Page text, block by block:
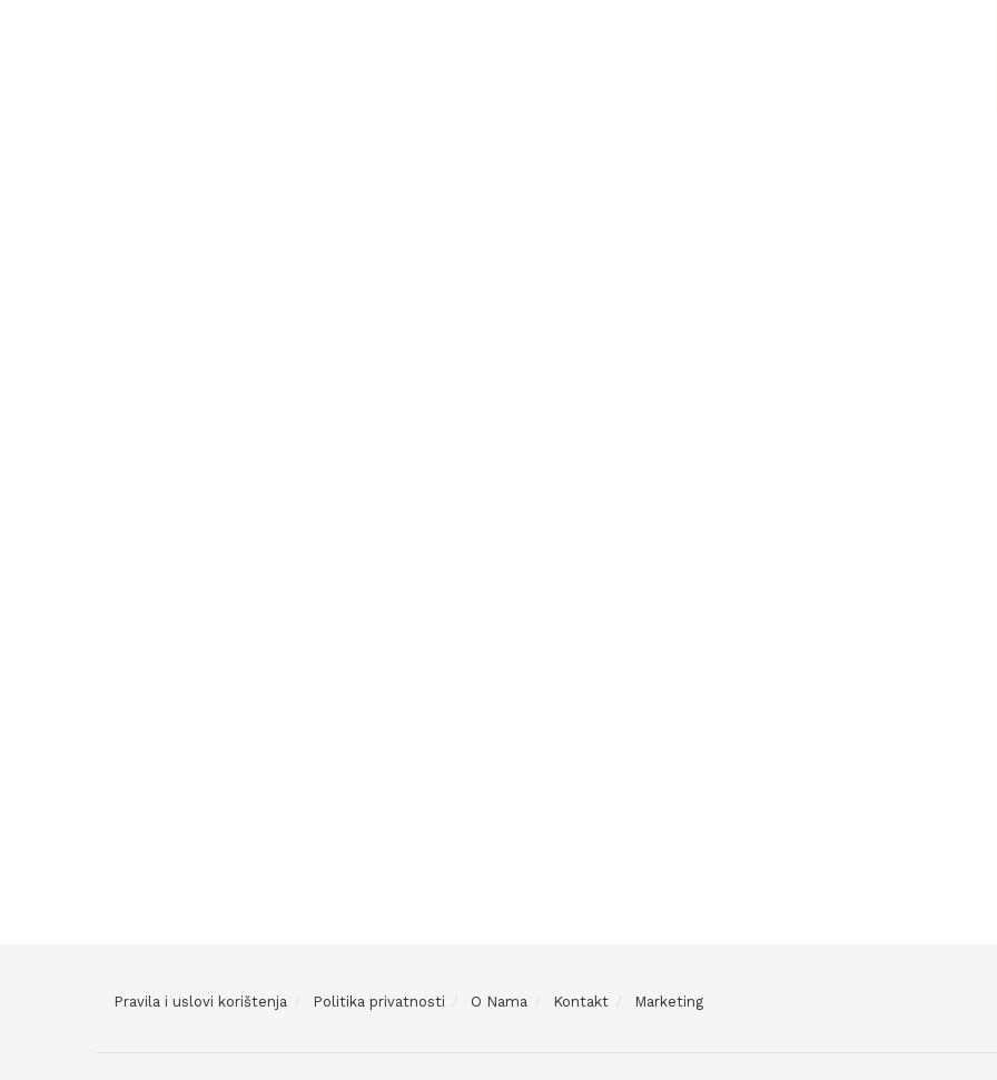
Pravila i uslovi korištenja Politika privatnosti O Nama Kontakt Marketing